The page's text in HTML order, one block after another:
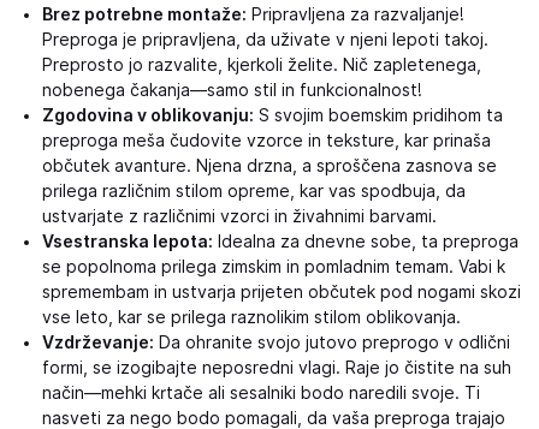
Brez potrebne montaže: Pripravljena za razvaljanje!
Preproga je pripravljena, da uživate v njeni lepoti takoj.
Preprosto jo razvalite, kjerkoli želite. Nič zapletenega,
nobenega čakanja—samo stil in funkcionalnost!
Zgodovina v oblikovanju: S svojim boemskim pridihom ta
preproga meša čudovite vzorce in teksture, kar prinaša
občutek avanture. Njena drzna, a sproščena zasnova se
prilega različnim stilom opreme, kar vas spodbuja, da
ustvarjate z različnimi vzorci in živahnimi barvami.
Vsestranska lepota: Idealna za dnevne sobe, ta preproga
se popolnoma prilega zimskim in pomladnim temam. Vabi k
spremembam in ustvarja prijeten občutek pod nogami skozi
vse leto, kar se prilega raznolikim stilom oblikovanja.
Vzdrževanje: Da ohranite svojo jutovo preprogo v odlični
formi, se izogibajte neposredni vlagi. Raje jo čistite na suh
način—mehki krtače ali sesalniki bodo naredili svoje. Ti
nasveti za nego bodo pomagali, da vaša preproga trajajo